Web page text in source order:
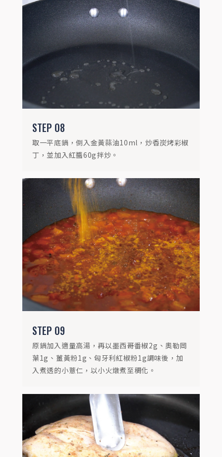
STEP 08
取一平底鍋，倒入金黃蒜油10ml，炒香炭烤彩椒
丁，並加入紅醬60g拌炒。
STEP 09
原鍋加入適量高湯，再以墨西哥番椒2g、奧勒岡
葉1g、薑黃粉1g、匈牙利紅椒粉1g調味後，加
入煮透的小薏仁，以小火燉煮至稠化。
STEP09
原鍋加入適量高湯，再以墨西哥番椒2g、奧
勒岡葉1g、薑黃粉1g、匈牙利紅椒粉1g調味
後，加入煮透的小薏仁，以小火燉煮至稠
STEP10
等待稠化的過程，可取一平底鍋，以中火煎
舒肥雞胸肉至兩面呈現金黃色。
STEP11
醬汁濃縮後，關火加入奶油與起司粉微拌乳
化即完成。